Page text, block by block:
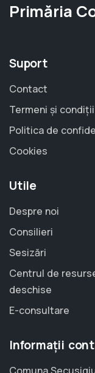
Primăria
Suport
Contact
Termeni și condiții
Politica de
Cookies
Utile
Despre noi
Consilieri
Sesizări
Centrul de
deschise
E-consultare
Informații